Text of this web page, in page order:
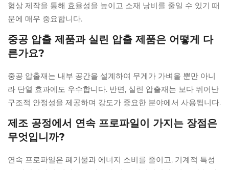
형상 제작을 통해 효율성을 높이고 소재 낭비를 줄일 수 있기 때
문에 매우 중요합니다.
중공 압출 제품과 실린 압출 제품은 어떻게 다
른가요?
중공 압출재는 내부 공간을 설계하여 무게가 가벼울 뿐만 아니
라 단열 효과에도 우수합니다. 반면, 실린 압출재는 보다 뛰어난
구조적 안정성을 제공하며 강도가 중요한 분야에서 사용됩니다.
제조 공정에서 연속 프로파일이 가지는 장점은
무엇입니까?
연속 프로파일은 폐기물과 에너지 소비를 줄이고, 기계적 특성